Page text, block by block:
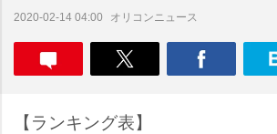
2020-02-14 04:00 オリコンニュース
【ランキング表】